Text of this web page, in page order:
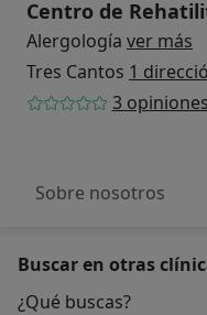
Centro de
Alergología ver más
Tres Cantos 1
3 opiniones
Sobre nosotros
Buscar en otras
¿Qué buscas?